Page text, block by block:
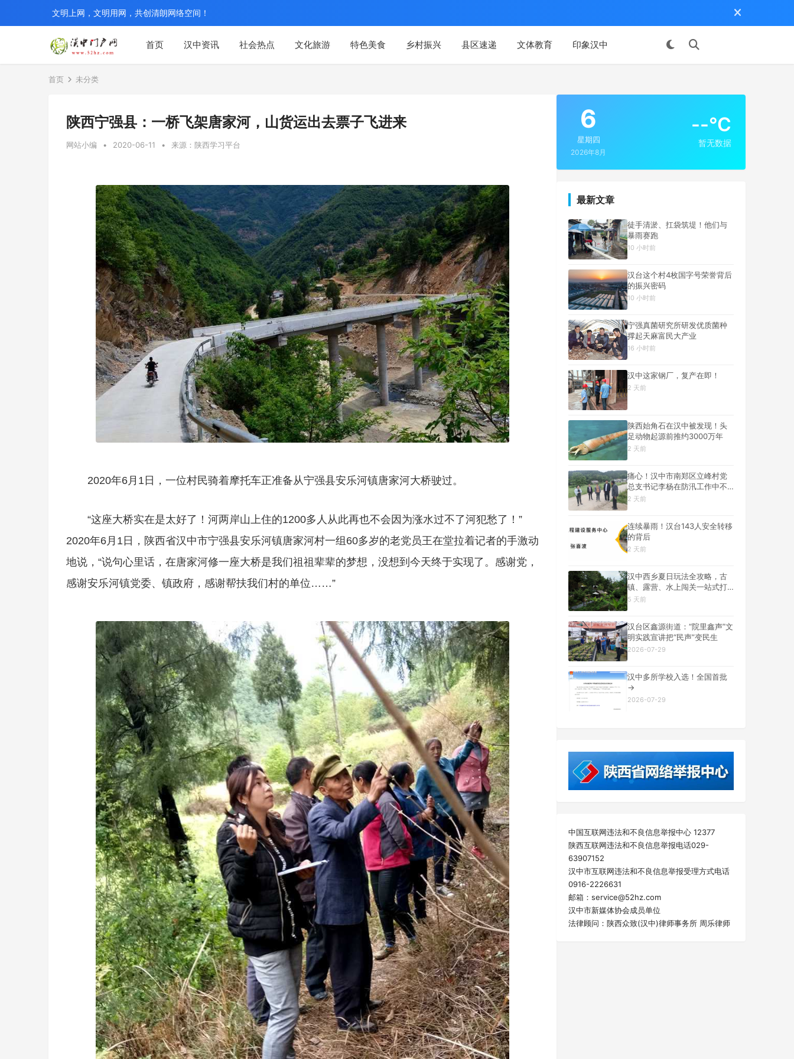
首页 汉中资讯 社会热点 文化旅游 特色美食 乡村振兴 县区速递 文体教育 印象汉中
文明上网，文明用网，共创清朗网络空间！
首页 未分类
陕西宁强县：一桥飞架唐家河，山货运出去票子飞进来
网站小编 • 2020-06-11 • 来源：陕西学习平台
2020年6月1日，一位村民骑着摩托车正准备从宁强县安乐河镇唐家河大桥驶过。
“这座大桥实在是太好了！河两岸山上住的1200多人从此再也不会因为涨水过不了河犯愁了！”
2020年6月1日，陕西省汉中市宁强县安乐河镇唐家河村一组60多岁的老党员王在堂拉着记者的手激动
地说，“说句心里话，在唐家河修一座大桥是我们祖祖辈辈的梦想，没想到今天终于实现了。感谢党，
感谢安乐河镇党委、镇政府，感谢帮扶我们村的单位……”
6
星期四
2026年8月
--°C
暂无数据
最新文章
徒手清淤、扛袋筑堤！他们与
暴雨赛跑
10 小时前
汉台这个村4枚国字号荣誉背后
的振兴密码
10 小时前
宁强真菌研究所研发优质菌种
撑起天麻富民大产业
16 小时前
汉中这家钢厂，复产在即！
2 天前
陕西始角石在汉中被发现！头
足动物起源前推约3000万年
2 天前
痛心！汉中市南郑区立峰村党
总支书记李杨在防汛工作中不
幸遇难
2 天前
连续暴雨！汉台143人安全转移
的背后
2 天前
汉中西乡夏日玩法全攻略，古
镇、露营、水上闯关一站式打
卡
5 天前
汉台区鑫源街道：“院里鑫声”文
明实践宣讲把“民声”变民生
2026-07-29
汉中多所学校入选！全国首批
→
2026-07-29
中国互联网违法和不良信息举报中心 12377
陕西互联网违法和不良信息举报电话029-
63907152
汉中市互联网违法和不良信息举报受理方式电话
0916-2226631
邮箱：service@52hz.com
汉中市新媒体协会成员单位
法律顾问：陕西众致(汉中)律师事务所 周乐律师